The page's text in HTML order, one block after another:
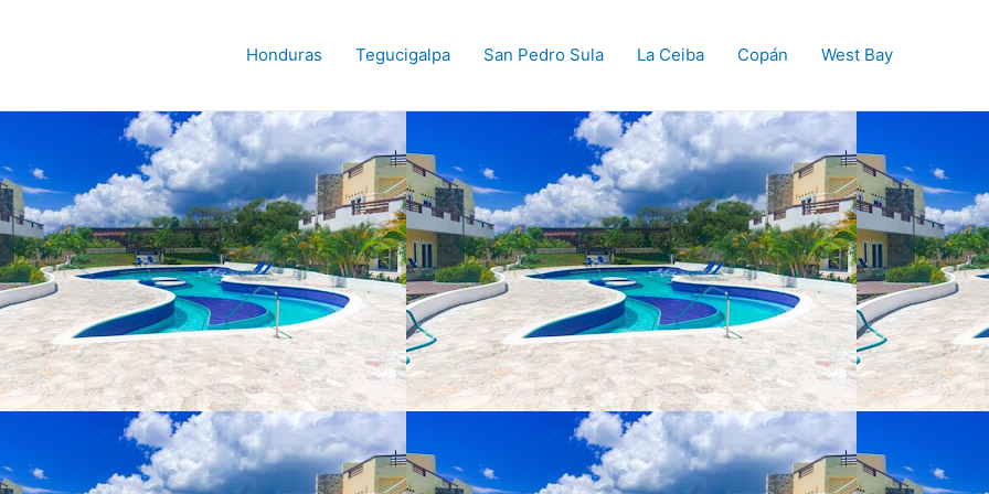
Honduras Tegucigalpa San Pedro Sula La Ceiba Copán West Bay